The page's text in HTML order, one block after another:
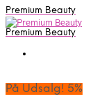
Premium Beauty
Premium Beauty
På Udsalg! 5%